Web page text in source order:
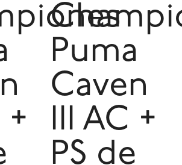
+
Puma
Caven
III AC +
PS de